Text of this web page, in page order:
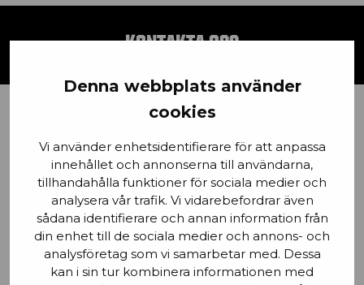
Denna webbplats använder
cookies
Vi använder enhetsidentifierare för att anpassa
innehållet och annonserna till användarna,
tillhandahålla funktioner för sociala medier och
analysera vår trafik. Vi vidarebefordrar även
sådana identifierare och annan information från
din enhet till de sociala medier och annons- och
analysföretag som vi samarbetar med. Dessa
kan i sin tur kombinera informationen med
KONTAKTA OSS
Email